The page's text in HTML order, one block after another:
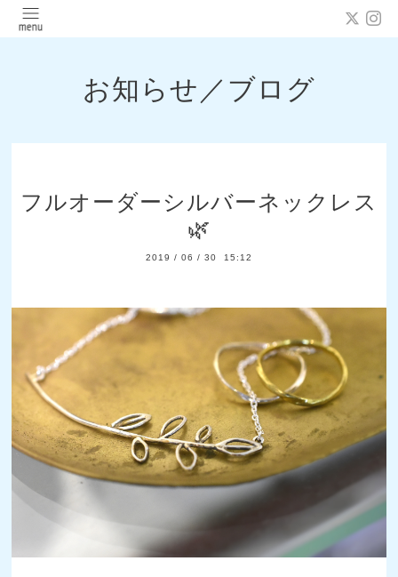
お知らせ／ブログ
フルオーダーシルバーネックレス
🌿
2019 / 06 / 30 15:12